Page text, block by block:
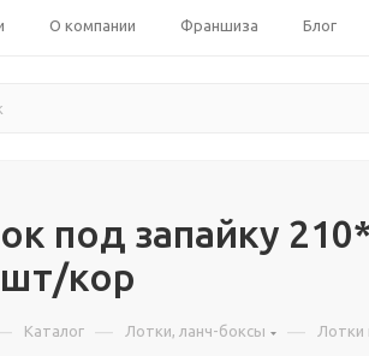
О компании Франшиза Блог
под запайку
кор
Каталог — Лотки, ланч-боксы — Лотки